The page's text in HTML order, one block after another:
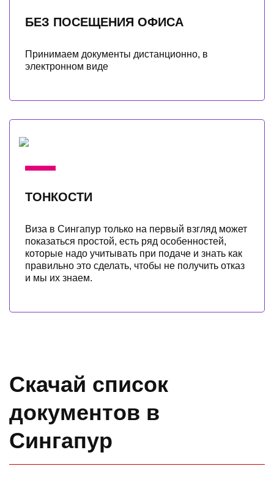
БЕЗ ПОСЕЩЕНИЯ ОФИСА
Принимаем документы дистанционно, в
электронном виде
ТОНКОСТИ
Виза в Сингапур только на первый взгляд может
показаться простой, есть ряд особенностей,
которые надо учитывать при подаче и знать как
правильно это сделать, чтобы не получить отказ
и мы их знаем.
Скачай список
документов в
Сингапур